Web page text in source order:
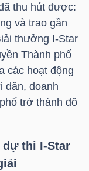
thu hút được:
và trao gần
thưởng I-Star
Thành phố
các hoạt động
dân, doanh
trở thành đô
thi I-Star